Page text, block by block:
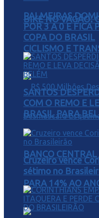
BIKE NO VAGÃO:
CICLISMO E
BANCO CENTRAL
PARA 14% AO
PALMEIRAS
POR 3 A 0 E FICA
COPA DO BRASIL
SANTOS
COM O REMO E
BRASIL PARA
Cruzeiro vence
sétimo no